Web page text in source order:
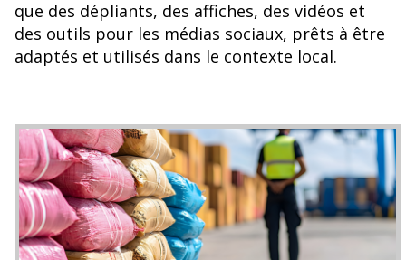
que des dépliants, des affiches, des vidéos et
des outils pour les médias sociaux, prêts à être
adaptés et utilisés dans le contexte local.